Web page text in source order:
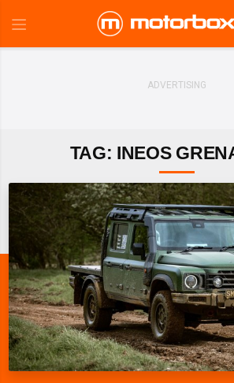
TAG: INEOS